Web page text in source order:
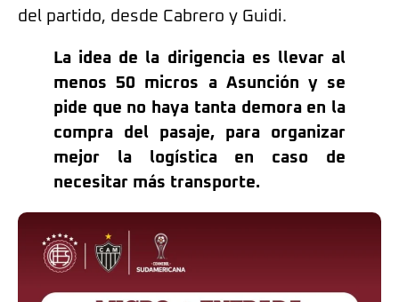
del partido, desde Cabrero y Guidi.
La idea de la dirigencia es llevar al
menos 50 micros a Asunción y se
pide que no haya tanta demora en la
compra del pasaje, para organizar
mejor la logística en caso de
necesitar más transporte.